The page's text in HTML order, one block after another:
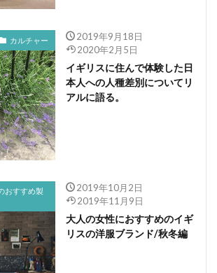
カルチャー
2019年9月18日
2020年2月5日
イギリスに住んで体験した日
本人への人種差別についてリ
アルに語る。
おすすめ製
2019年10月2日
2019年11月9日
大人の女性におすすめのイギ
リスの洋服ブランド/秋冬編